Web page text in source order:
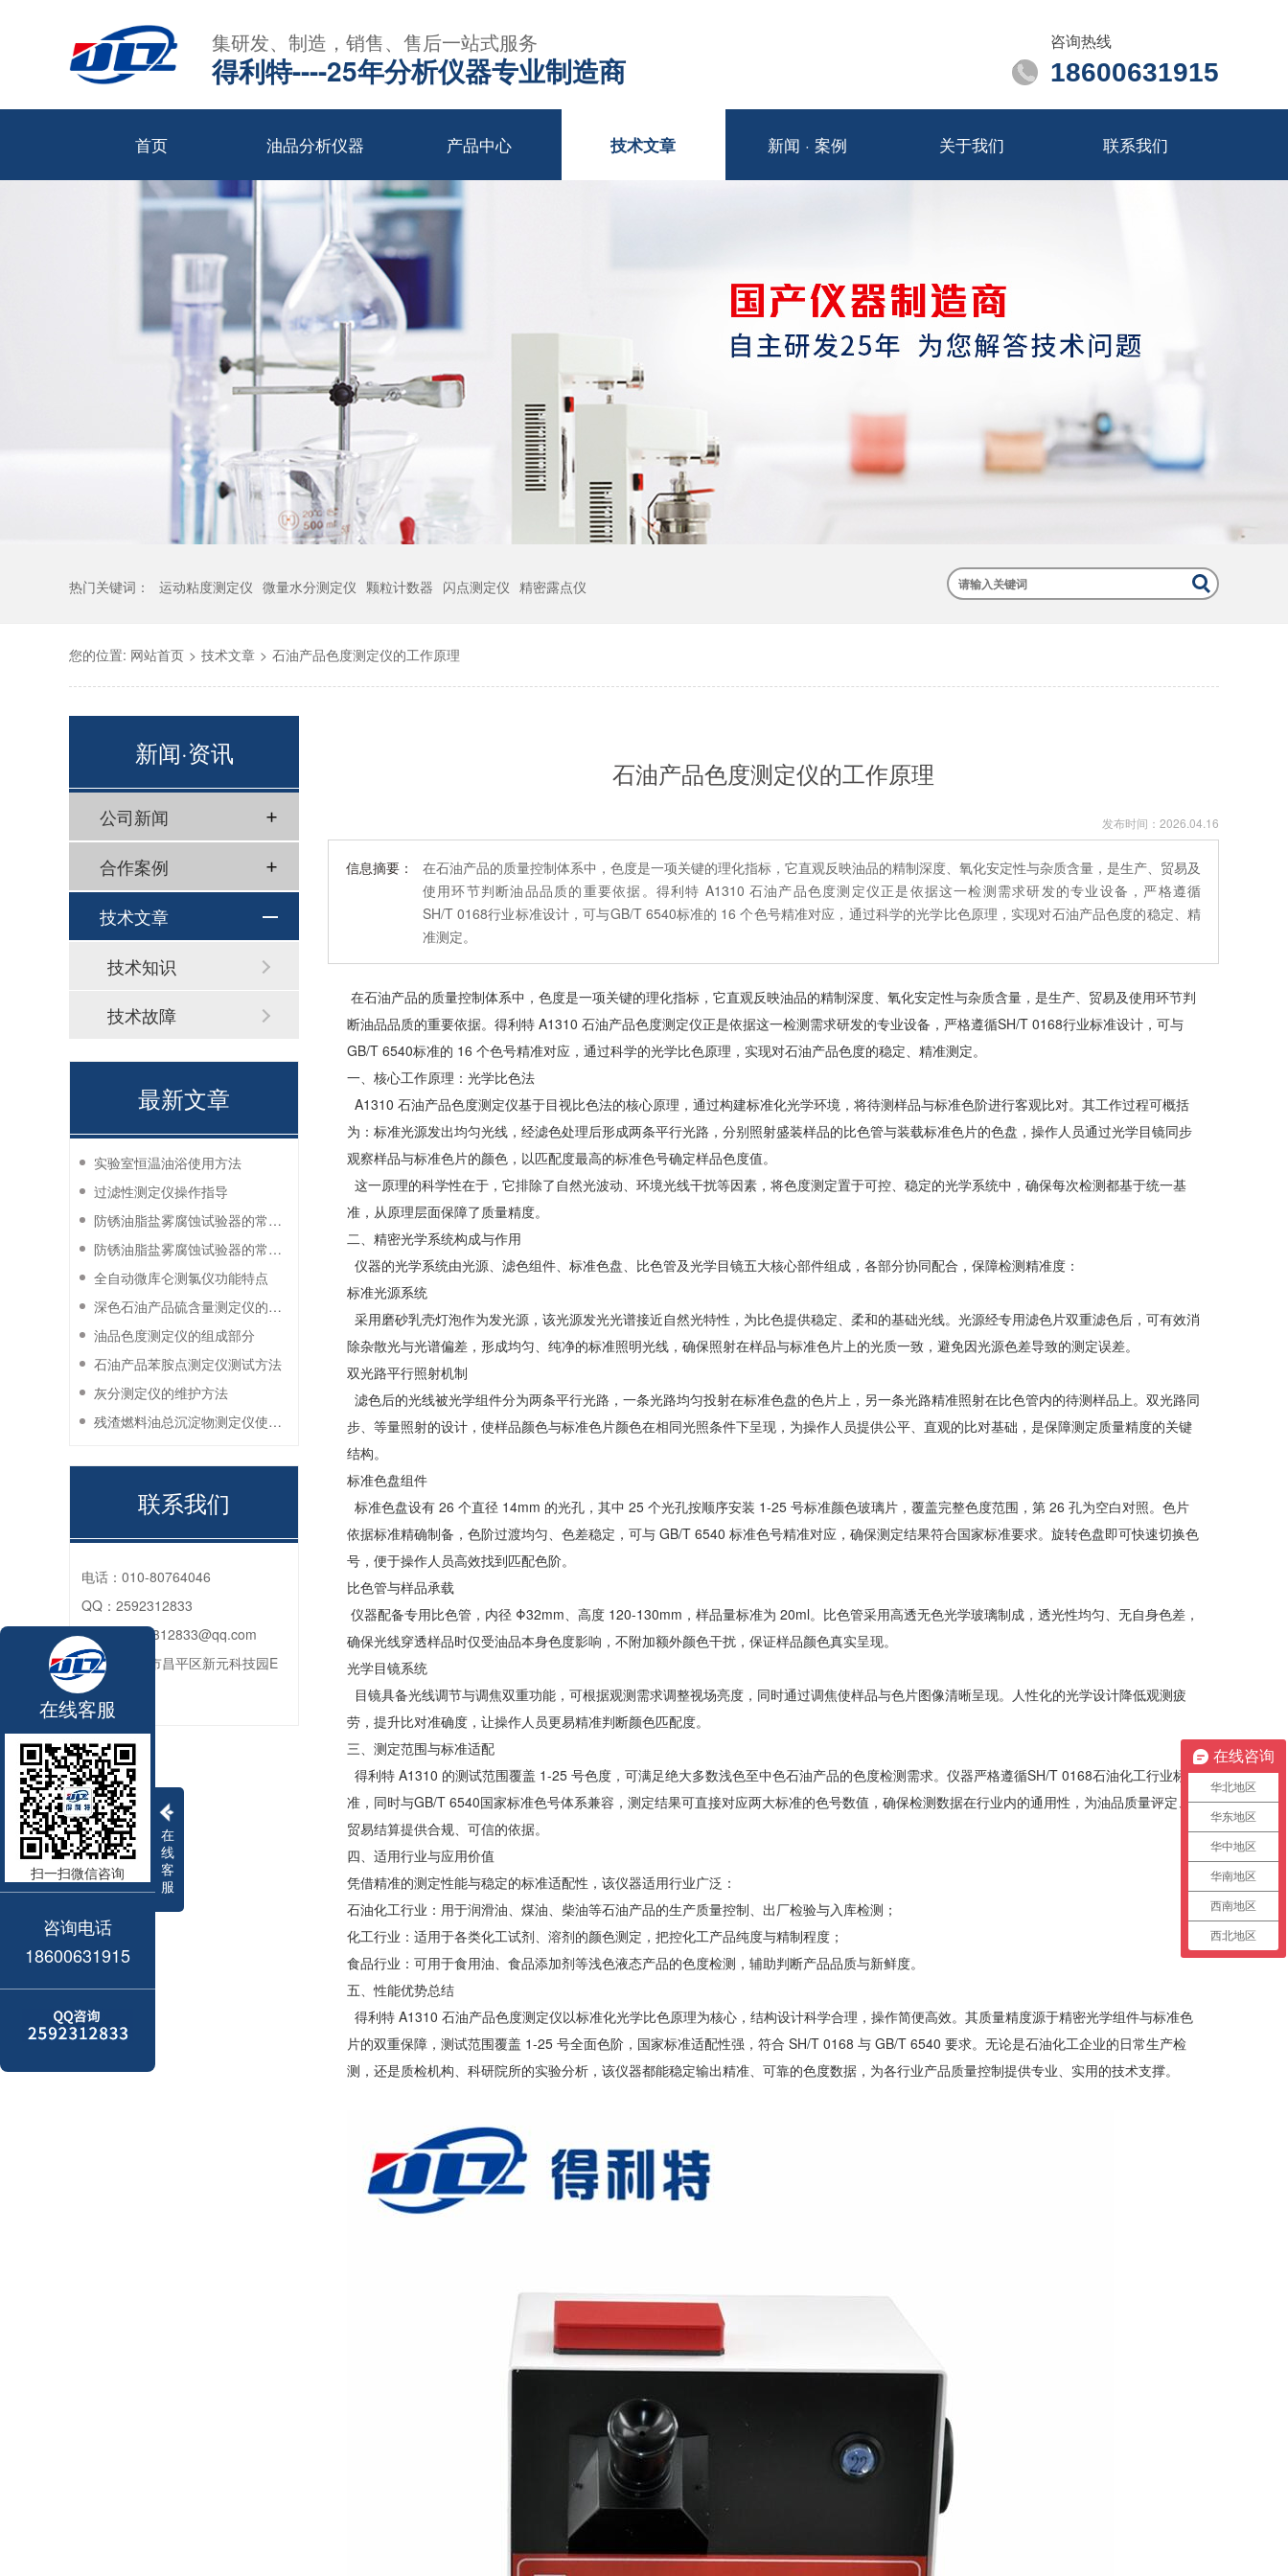
集研发、制造，销售、售后一站式服务
得利特----25年分析仪器专业制造商
咨询热线
18600631915
首页 油品分析仪器 产品中心 技术文章 新闻 · 案例 关于我们 联系我们
热门关键词： 运动粘度测定仪 微量水分测定仪 颗粒计数器 闪点测定仪 精密露点仪
您的位置: 网站首页 > 技术文章 > 石油产品色度测定仪的工作原理
石油产品色度测定仪的工作原理
发布时间： 2026.04.16
信息摘要：
在石油产品的质量控制体系中，色度是一项关键的理化指标，它直观反映油品的精制深度、氧化安定性与杂质含量，是生产、贸易及
使用环节判断油品品质的重要依据。得利特 A1310 石油产品色度测定仪正是依据这一检测需求研发的专业设备，严格遵循
SH/T 0168行业标准设计，可与GB/T 6540标准的 16 个色号精准对应，通过科学的光学比色原理，实现对石油产品色度的稳定、精
准测定。
在石油产品的质量控制体系中，色度是一项关键的理化指标，它直观反映油品的精制深度、氧化安定性与杂质含量，是生产、贸易及使用环节判
断油品品质的重要依据。得利特 A1310 石油产品色度测定仪正是依据这一检测需求研发的专业设备，严格遵循SH/T 0168行业标准设计，可与
GB/T 6540标准的 16 个色号精准对应，通过科学的光学比色原理，实现对石油产品色度的稳定、精准测定。
一、核心工作原理：光学比色法
A1310 石油产品色度测定仪基于目视比色法的核心原理，通过构建标准化光学环境，将待测样品与标准色阶进行客观比对。其工作过程可概括
为：标准光源发出均匀光线，经滤色处理后形成两条平行光路，分别照射盛装样品的比色管与装载标准色片的色盘，操作人员通过光学目镜同步
观察样品与标准色片的颜色，以匹配度最高的标准色号确定样品色度值。
这一原理的科学性在于，它排除了自然光波动、环境光线干扰等因素，将色度测定置于可控、稳定的光学系统中，确保每次检测都基于统一基
准，从原理层面保障了质量精度。
二、精密光学系统构成与作用
仪器的光学系统由光源、滤色组件、标准色盘、比色管及光学目镜五大核心部件组成，各部分协同配合，保障检测精准度：
标准光源系统
采用磨砂乳壳灯泡作为发光源，该光源发光光谱接近自然光特性，为比色提供稳定、柔和的基础光线。光源经专用滤色片双重滤色后，可有效消
除杂散光与光谱偏差，形成均匀、纯净的标准照明光线，确保照射在样品与标准色片上的光质一致，避免因光源色差导致的测定误差。
双光路平行照射机制
滤色后的光线被光学组件分为两条平行光路，一条光路均匀投射在标准色盘的色片上，另一条光路精准照射在比色管内的待测样品上。双光路同
步、等量照射的设计，使样品颜色与标准色片颜色在相同光照条件下呈现，为操作人员提供公平、直观的比对基础，是保障测定质量精度的关键
结构。
标准色盘组件
标准色盘设有 26 个直径 14mm 的光孔，其中 25 个光孔按顺序安装 1-25 号标准颜色玻璃片，覆盖完整色度范围，第 26 孔为空白对照。色片
依据标准精确制备，色阶过渡均匀、色差稳定，可与 GB/T 6540 标准色号精准对应，确保测定结果符合国家标准要求。旋转色盘即可快速切换色
号，便于操作人员高效找到匹配色阶。
比色管与样品承载
仪器配备专用比色管，内径 Φ32mm、高度 120-130mm，样品量标准为 20ml。比色管采用高透无色光学玻璃制成，透光性均匀、无自身色差，
确保光线穿透样品时仅受油品本身色度影响，不附加额外颜色干扰，保证样品颜色真实呈现。
光学目镜系统
目镜具备光线调节与调焦双重功能，可根据观测需求调整视场亮度，同时通过调焦使样品与色片图像清晰呈现。人性化的光学设计降低观测疲
劳，提升比对准确度，让操作人员更易精准判断颜色匹配度。
三、测定范围与标准适配
得利特 A1310 的测试范围覆盖 1-25 号色度，可满足绝大多数浅色至中色石油产品的色度检测需求。仪器严格遵循SH/T 0168石油化工行业标
准，同时与GB/T 6540国家标准色号体系兼容，测定结果可直接对应两大标准的色号数值，确保检测数据在行业内的通用性，为油品质量评定、
贸易结算提供合规、可信的依据。
四、适用行业与应用价值
凭借精准的测定性能与稳定的标准适配性，该仪器适用行业广泛：
石油化工行业：用于润滑油、煤油、柴油等石油产品的生产质量控制、出厂检验与入库检测；
化工行业：适用于各类化工试剂、溶剂的颜色测定，把控化工产品纯度与精制程度；
食品行业：可用于食用油、食品添加剂等浅色液态产品的色度检测，辅助判断产品品质与新鲜度。
五、性能优势总结
得利特 A1310 石油产品色度测定仪以标准化光学比色原理为核心，结构设计科学合理，操作简便高效。其质量精度源于精密光学组件与标准色
片的双重保障，测试范围覆盖 1-25 号全面色阶，国家标准适配性强，符合 SH/T 0168 与 GB/T 6540 要求。无论是石油化工企业的日常生产检
测，还是质检机构、科研院所的实验分析，该仪器都能稳定输出精准、可靠的色度数据，为各行业产品质量控制提供专业、实用的技术支撑。
新闻·资讯
公司新闻
合作案例
技术文章
技术知识
技术故障
最新文章
实验室恒温油浴使用方法
过滤性测定仪操作指导
防锈油脂盐雾腐蚀试验器的常见故障与解决方法
防锈油脂盐雾腐蚀试验器的常见故障与解决方法
全自动微库仑测氯仪功能特点
深色石油产品硫含量测定仪的工作环境要求
油品色度测定仪的组成部分
石油产品苯胺点测定仪测试方法
灰分测定仪的维护方法
残渣燃料油总沉淀物测定仪使用注意事项
联系我们
电话： 010-80764046
QQ： 2592312833
邮箱：
2592312833@qq.com
地址：
北京市昌平区新元科技园E
座206
在
线
客
服
在线客服
扫一扫微信咨询
咨询电话
18600631915
在线咨询
华北地区
华东地区
华中地区
华南地区
西南地区
西北地区